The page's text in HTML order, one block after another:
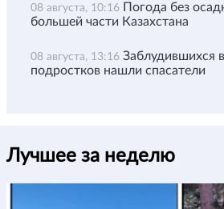
08 августа, 10:16 Погода без
большей части Казахстана
08 августа, 13:16 Заблудившихся
подростков нашли спасатели
Лучшее за неделю